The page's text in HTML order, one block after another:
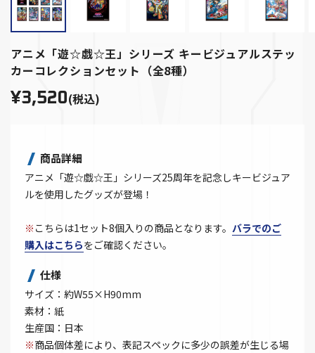
アニメ「遊☆戯☆王」シリーズ キービジュアルステッ
カーコレクションセット（全8種）
¥3,520(税込)
商品詳細
アニメ「遊☆戯☆王」シリーズ25周年を記念しキービジュア
ルを使用したグッズが登場！
※ こちらは1セット8個入りの商品となります。 バラでのご
購入はこちらをご確認ください。
仕様
サイズ：約W55×H90mm
素材：紙
生産国：日本
※商品個体差により、表記スペックに多少の誤差が生じる場